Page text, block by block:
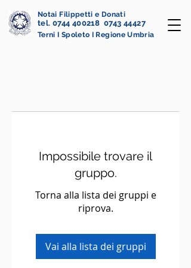
Notai Filippetti e Donati
tel. 0744 400218 0743 44427
Terni I Spoleto I Regione Umbria
Impossibile trovare il
gruppo.
Torna alla lista dei gruppi e
riprova.
Vai alla lista dei gruppi